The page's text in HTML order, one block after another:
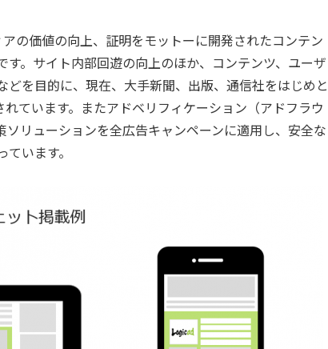
の価値の向上、証明をモットーに開発されたコンテン
す。サイト内部回遊の向上のほか、コンテンツ、ユーザ
どを目的に、現在、大手新聞、出版、通信社をはじめと
ています。またアドベリフィケーション（アドフラウ
ソリューションを全広告キャンペーンに適用し、安全な
います。